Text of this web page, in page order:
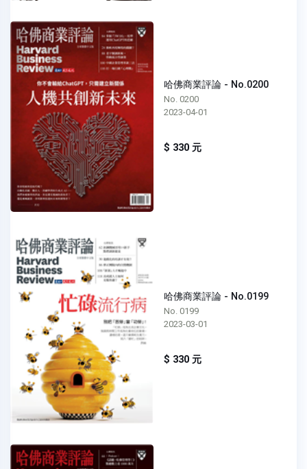
哈佛商業評論 - No.0200
No. 0200
2023-04-01
$ 330 元
哈佛商業評論 - No.0199
No. 0199
2023-03-01
$ 330 元